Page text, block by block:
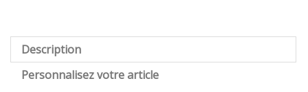
Description
Personnalisez votre article